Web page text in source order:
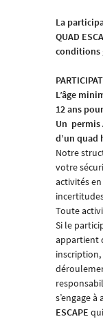
La
QUAD
conditions
L’âge
12 ans
Un permis
d’un quad
Notre
votre
activités
Toute
Si le
appartient
inscription,
s’engage
ESCAPE